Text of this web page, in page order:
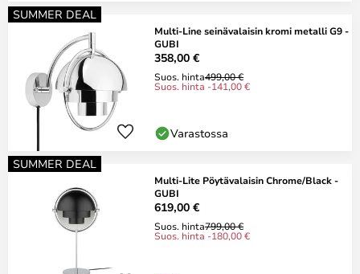
SUMMER DEAL
Multi-Line seinävalaisin kromi metalli G9 -
GUBI
358,00 €
Suos. hinta499,00 €
Suos. hinta -141,00 €
Varastossa
SUMMER DEAL
Multi-Lite Pöytävalaisin Chrome/Black -
GUBI
619,00 €
Suos. hinta799,00 €
Suos. hinta -180,00 €